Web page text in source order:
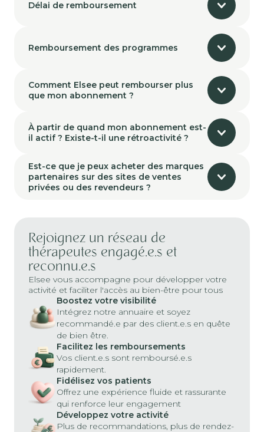
Délai de remboursement
Remboursement des programmes
Comment Elsee peut rembourser plus
que mon abonnement ?
À partir de quand mon abonnement est-
il actif ? Existe-t-il une rétroactivité ?
Est-ce que je peux acheter des marques
partenaires sur des sites de ventes
privées ou des revendeurs ?
Rejoignez un réseau de
thérapeutes engagé.e.s et
reconnu.e.s
Elsee vous accompagne pour développer votre
activité et faciliter l'accès au bien-être pour tous
Boostez votre visibilité
Intégrez notre annuaire et soyez
recommandé.e par des client.e.s en quête
de bien être.
Facilitez les remboursements
Vos client.e.s sont remboursé.e.s
rapidement.
Fidélisez vos patients
Offrez une expérience fluide et rassurante
qui renforce leur engagement
Développez votre activité
Plus de recommandations, plus de rendez-